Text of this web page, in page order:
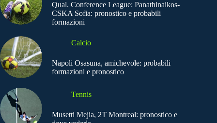
Qual. Conference League: Panathinaikos-
CSKA Sofia: pronostico e probabili
formazioni
Calcio
Napoli Osasuna, amichevole: probabili
formazioni e pronostico
Tennis
Musetti Mejia, 2T Montreal: pronostico e